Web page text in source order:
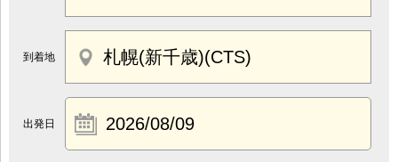
到着地
出発日